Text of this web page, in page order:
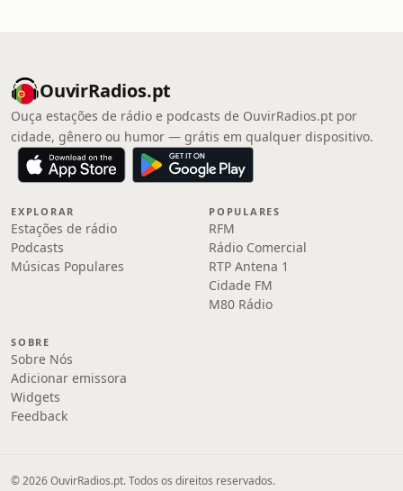
OuvirRadios.pt
Ouça estações de rádio e podcasts de OuvirRadios.pt por
cidade, gênero ou humor — grátis em qualquer dispositivo.
EXPLORAR
Estações de rádio
Podcasts
Músicas Populares
POPULARES
RFM
Rádio Comercial
RTP Antena 1
Cidade FM
M80 Rádio
SOBRE
Sobre Nós
Adicionar emissora
Widgets
Feedback
© 2026 OuvirRadios.pt. Todos os direitos reservados.